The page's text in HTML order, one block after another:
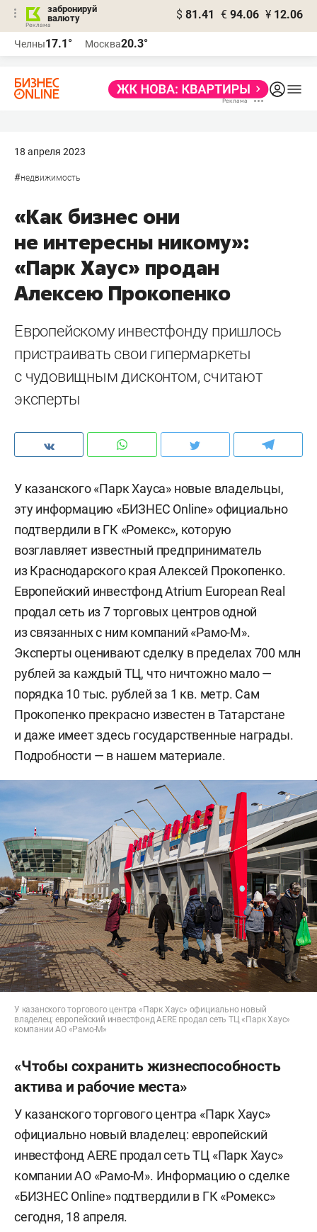
забронируй
валюту
$ 81.41 € 94.06 ¥ 12.06
Челны17.1° Москва20.3°
18 апреля 2023
#недвижимость
«Как бизнес они
не интересны никому»:
«Парк Хаус» продан
Алексею Прокопенко
Европейскому инвестфонду пришлось
пристраивать свои гипермаркеты
с чудовищным дисконтом, считают
эксперты
У казанского «Парк Хауса» новые владельцы,
эту информацию «БИЗНЕС Online» официально
подтвердили в ГК «Ромекс», которую
возглавляет известный предприниматель
из Краснодарского края Алексей Прокопенко.
Европейский инвестфонд Atrium European Real
продал сеть из 7 торговых центров одной
из связанных с ним компаний «Рамо-М».
Эксперты оценивают сделку в пределах 700 млн
рублей за каждый ТЦ, что ничтожно мало —
порядка 10 тыс. рублей за 1 кв. метр. Сам
Прокопенко прекрасно известен в Татарстане
и даже имеет здесь государственные награды.
Подробности — в нашем материале.
У казанского торгового центра «Парк Хаус» официально новый
владелец: европейский инвестфонд AERE продал сеть ТЦ «Парк Хаус»
компании АО «Рамо-М»
«Чтобы сохранить жизнеспособность
актива и рабочие места»
У казанского торгового центра «Парк Хаус»
официально новый владелец: европейский
инвестфонд AERE продал сеть ТЦ «Парк Хаус»
компании АО «Рамо-М». Информацию о сделке
«БИЗНЕС Online» подтвердили в ГК «Ромекс»
сегодня, 18 апреля.